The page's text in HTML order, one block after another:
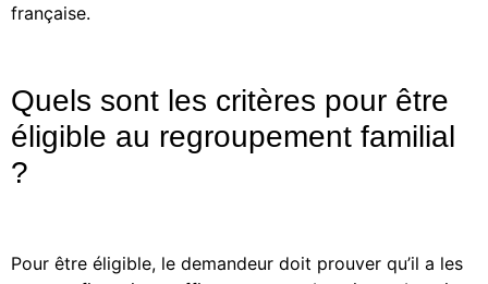
française.
Quels sont les critères pour être
éligible au regroupement familial
?
Pour être éligible, le demandeur doit prouver qu’il a les